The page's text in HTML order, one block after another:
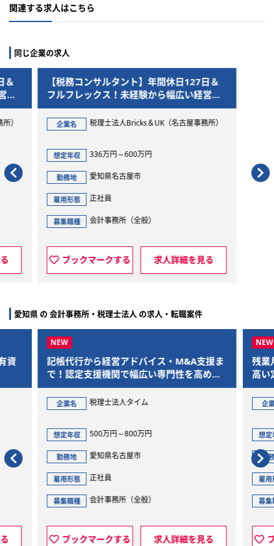
関連する求人はこちら
同じ企業の求人
＆
支
）
【税務コンサルタント】年間休日127日＆
フルフレックス！未経験から幅広い経営支
援スキルが身につく環境◎
企業名 税理士法人Bricks＆UK（名古屋事務所）
想定年収 336万円～600万円
勤務地 愛知県名古屋市
雇用形態 正社員
募集職種 会計事務所（全般）
ブックマークする 求人詳細を見る
愛知県 の 会計事務所・税理士法人 の求人・転職案件
資
記帳代行から経営アドバイス・M&A支援ま
で！認定支援機関で幅広い専門性を高めま
せんか
企業名 税理士法人タイム
想定年収 500万円～800万円
勤務地 愛知県名古屋市
雇用形態 正社員
募集職種 会計事務所（全般）
ブックマークする 求人詳細を見る
残業
高い
フィ
企
想定
勤
雇用
募集